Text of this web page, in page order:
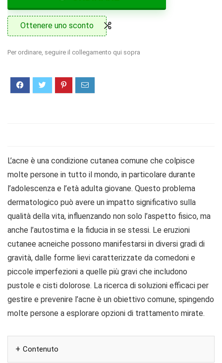
Ottenere uno sconto
Per ordinare, seguire il collegamento qui sopra
L’acne è una condizione cutanea comune che colpisce
molte persone in tutto il mondo, in particolare durante
l’adolescenza e l’età adulta giovane. Questo problema
dermatologico può avere un impatto significativo sulla
qualità della vita, influenzando non solo l’aspetto fisico, ma
anche l’autostima e la fiducia in se stessi. Le eruzioni
cutanee acneiche possono manifestarsi in diversi gradi di
gravità, dalle forme lievi caratterizzate da comedoni e
piccole imperfezioni a quelle più gravi che includono
pustole e cisti dolorose. La ricerca di soluzioni efficaci per
gestire e prevenire l’acne è un obiettivo comune, spingendo
molte persone a esplorare opzioni di trattamento mirate.
Contenuto